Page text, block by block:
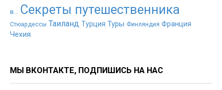
в... Секреты путешественника
Стюардессы Таиланд Турция Туры Финляндия Франция
Чехия
МЫ ВКОНТАКТЕ, ПОДПИШИСЬ НА НАС